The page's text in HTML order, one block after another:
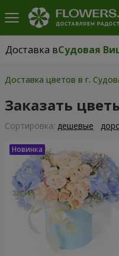
Доставка вСудовая
Доставка вСудовая
Доставка цветов в г.
Заказать
Cортировка: дешевые